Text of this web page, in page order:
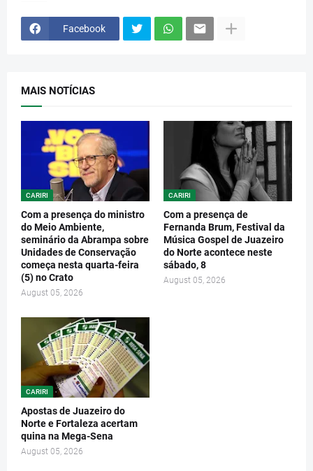
Facebook
MAIS NOTÍCIAS
CARIRI
Com a presença do ministro
do Meio Ambiente,
seminário da Abrampa sobre
Unidades de Conservação
começa nesta quarta-feira
(5) no Crato
August 05, 2026
CARIRI
Com a presença de
Fernanda Brum, Festival da
Música Gospel de Juazeiro
do Norte acontece neste
sábado, 8
August 05, 2026
CARIRI
Apostas de Juazeiro do
Norte e Fortaleza acertam
quina na Mega-Sena
August 05, 2026